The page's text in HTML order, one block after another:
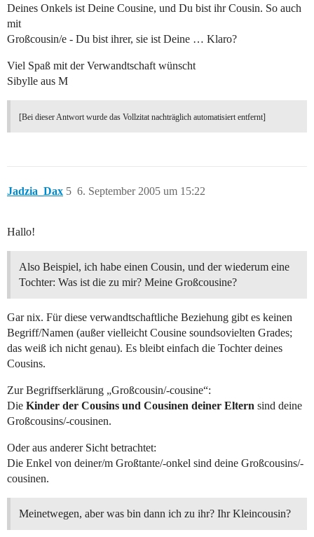
Deines Onkels ist Deine Cousine, und Du bist ihr Cousin. So auch
mit
Großcousin/e - Du bist ihrer, sie ist Deine … Klaro?
Viel Spaß mit der Verwandtschaft wünscht
Sibylle aus M
[Bei dieser Antwort wurde das Vollzitat nachträglich automatisiert entfernt]
Jadzia_Dax 6. September 2005 um 15:22
5
Hallo!
Also Beispiel, ich habe einen Cousin, und der wiederum eine
Tochter: Was ist die zu mir? Meine Großcousine?
Gar nix. Für diese verwandtschaftliche Beziehung gibt es keinen
Begriff/Namen (außer vielleicht Cousine soundsovielten Grades;
das weiß ich nicht genau). Es bleibt einfach die Tochter deines
Cousins.
Zur Begriffserklärung „Großcousin/-cousine“:
Die Kinder der Cousins und Cousinen deiner Eltern sind deine
Großcousins/-cousinen.
Oder aus anderer Sicht betrachtet:
Die Enkel von deiner/m Großtante/-onkel sind deine Großcousins/-
cousinen.
Meinetwegen, aber was bin dann ich zu ihr? Ihr Kleincousin?